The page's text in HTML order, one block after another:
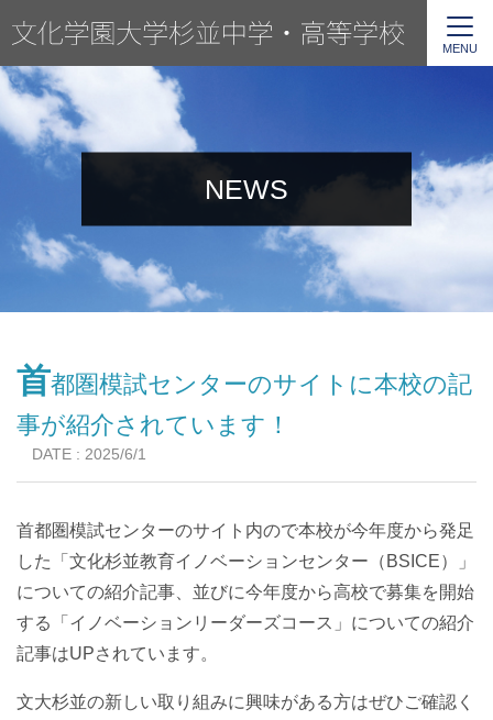
MENU
NEWS
首都圏模試センターのサイトに本校の記
事が紹介されています！
DATE : 2025/6/1
首都圏模試センターのサイト内ので本校が今年度から発足
した「文化杉並教育イノベーションセンター（BSICE）」
についての紹介記事、並びに今年度から高校で募集を開始
する「イノベーションリーダーズコース」についての紹介
記事はUPされています。
文大杉並の新しい取り組みに興味がある方はぜひご確認く